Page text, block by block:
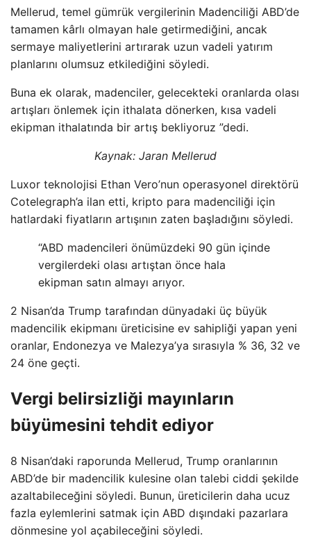
Mellerud, temel gümrük vergilerinin Madenciliği ABD’de
tamamen kârlı olmayan hale getirmediğini, ancak
sermaye maliyetlerini artırarak uzun vadeli yatırım
planlarını olumsuz etkilediğini söyledi.
Buna ek olarak, madenciler, gelecekteki oranlarda olası
artışları önlemek için ithalata dönerken, kısa vadeli
ekipman ithalatında bir artış bekliyoruz ”dedi.
Kaynak: Jaran Mellerud
Luxor teknolojisi Ethan Vero’nun operasyonel direktörü
Cotelegraph’a ilan etti, kripto para madenciliği için
hatlardaki fiyatların artışının zaten başladığını söyledi.
“ABD madencileri önümüzdeki 90 gün içinde
vergilerdeki olası artıştan önce hala
ekipman satın almayı arıyor.
2 Nisan’da Trump tarafından dünyadaki üç büyük
madencilik ekipmanı üreticisine ev sahipliği yapan yeni
oranlar, Endonezya ve Malezya’ya sırasıyla % 36, 32 ve
24 öne geçti.
Vergi belirsizliği mayınların
büyümesini tehdit ediyor
8 Nisan’daki raporunda Mellerud, Trump oranlarının
ABD’de bir madencilik kulesine olan talebi ciddi şekilde
azaltabileceğini söyledi. Bunun, üreticilerin daha ucuz
fazla eylemlerini satmak için ABD dışındaki pazarlara
dönmesine yol açabileceğini söyledi.